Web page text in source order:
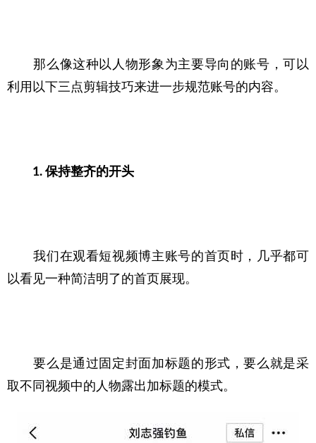
那么像这种以人物形象为主要导向的账号，可以
利用以下三点剪辑技巧来进一步规范账号的内容。
1. 保持整齐的开头
我们在观看短视频博主账号的首页时，几乎都可
以看见一种简洁明了的首页展现。
要么是通过固定封面加标题的形式，要么就是采
取不同视频中的人物露出加标题的模式。